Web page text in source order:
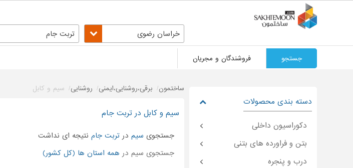
خراسان رضوی تربت جام
جستجو فروشندگان و مجریان
ساختمون برقی،روشنایی،ایمنی روشنایی سیم و کابل
سیم و کابل در تربت جام
جستجوی سیم در تربت جام نتیجه ای نداشت
جستجوی سیم در همه استان ها (کل کشور)
دسته بندی محصولات
دکوراسیون داخلی
بتن و فراورده های بتنی
درب و پنجره